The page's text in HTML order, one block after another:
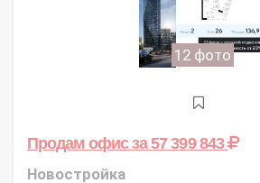
12 фото
Продам офисза 57 399 843
Новостройка